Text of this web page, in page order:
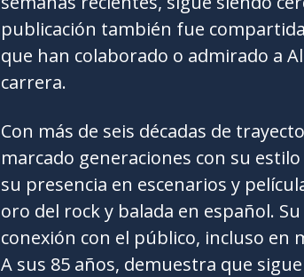
publicación también fue
que han colaborado o admirado a
carrera.
Con más de seis décadas de
marcado generaciones con su
su presencia en escenarios y
oro del rock y balada en español.
conexión con el público, incluso en
A sus 85 años, demuestra que